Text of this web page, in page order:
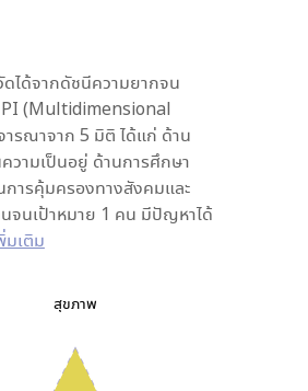
ได้จากดัชนีความยากจน
(Multidimensional
รณาจาก 5 มิติ ได้แก่ ด้าน
วามเป็นอยู่ ด้านการศึกษา
การคุ้มครองทางสังคมและ
จนเป้าหมาย 1 คน มีปัญหาได้
มเติม
สุขภาพ